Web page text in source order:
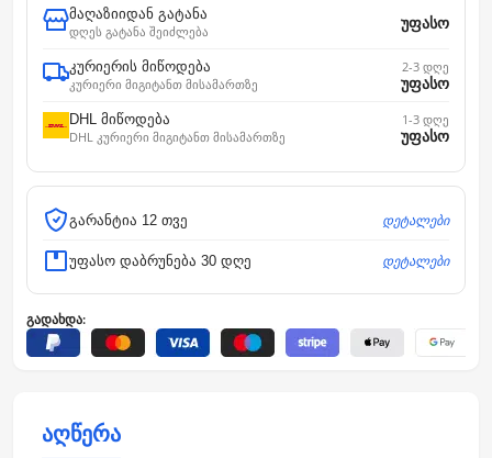
მაღაზიიდან გატანა
დღეს გატანა შეიძლება
უფასო
კურიერის მიწოდება
კურიერი მიგიტანთ მისამართზე
2-3 დღე
უფასო
DHL მიწოდება
DHL კურიერი მიგიტანთ მისამართზე
1-3 დღე
უფასო
გარანტია 12 თვე დეტალები
უფასო დაბრუნება 30 დღე დეტალები
გადახდა:
აღწერა